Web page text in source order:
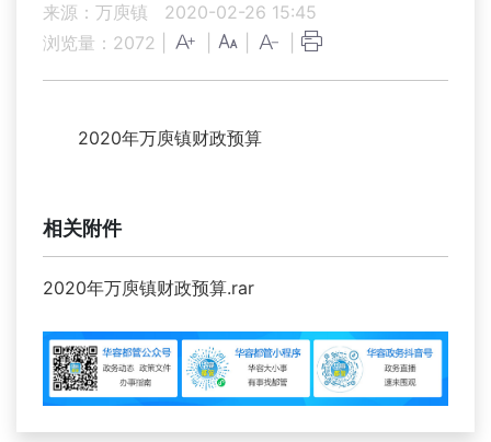
来源：万庾镇
2020-02-26 15:45
浏览量： 2072
2020年万庾镇财政预算
相关附件
2020年万庾镇财政预算.rar